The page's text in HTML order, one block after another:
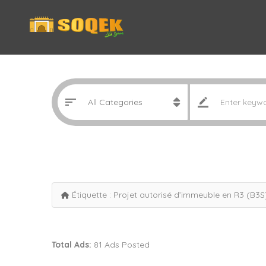
Étiquette : Projet autorisé d’immeuble en R3
Total Ads: 81 Ads Posted